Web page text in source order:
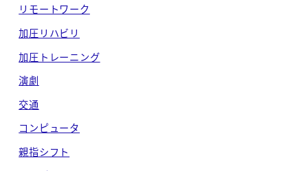
リモートワーク
加圧リハビリ
加圧トレーニング
演劇
交通
コンピュータ
親指シフト